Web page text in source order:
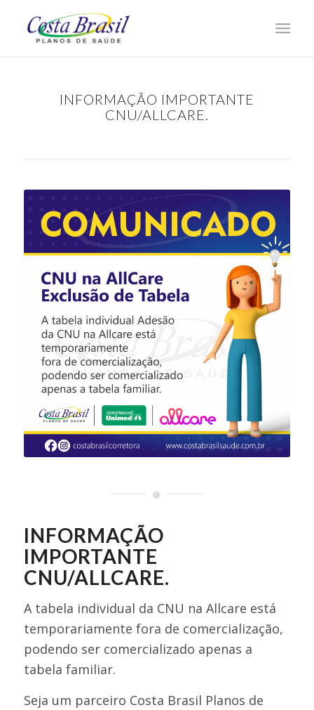
INFORMAÇÃO IMPORTANTE
CNU/ALLCARE.
INFORMAÇÃO
IMPORTANTE
CNU/ALLCARE.
A tabela individual da CNU na Allcare está
temporariamente fora de comercialização,
podendo ser comercializado apenas a
tabela familiar.
Seja um parceiro Costa Brasil Planos de